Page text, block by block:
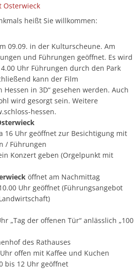
Osterwieck
heißt Sie willkommen:
09.09. in der Kulturscheune. Am
und Führungen geöffnet. Es wird
Uhr Führungen durch den Park
kann der Film
Hessen in 3D“ gesehen werden. Auch
wird gesorgt sein. Weitere
hessen.
16 Uhr geöffnet zur Besichtigung mit
/ Führungen
Konzert geben (Orgelpunkt mit
öffnet am Nachmittag
Uhr geöffnet (Führungsangebot
„Tag der offenen Tür“ anlässlich „100
des Rathauses
offen mit Kaffee und Kuchen
bis 12 Uhr geöffnet